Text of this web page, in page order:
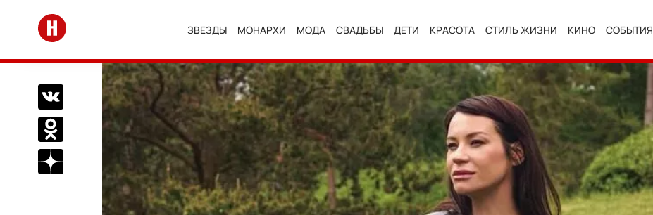
Перейти на главную
ЗВЕЗДЫ МОНАРХИ МОДА СВАДЬБЫ ДЕТИ КРАСОТА СТИЛЬ ЖИЗНИ КИНО СОБЫТИЯ
Поделиться Вконтакте
Поделиться в Одноклассниках
Подписаться на нас в Дзен